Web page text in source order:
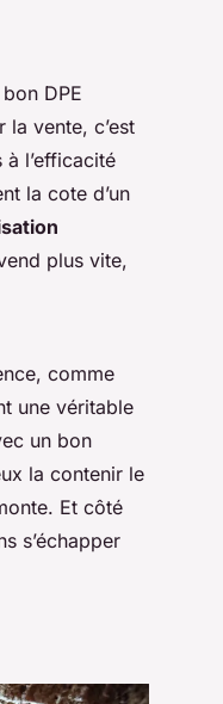
DPE
vente, c’est
l’efficacité
la cote d’un
plus vite,
comme
une véritable
un bon
la contenir le
Et côté
s’échapper